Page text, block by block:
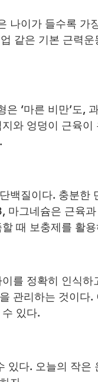
나이가 들수록 가
같은 기본 근력
‘마른 비만’도,
와 엉덩이 근육
백질이다. 충분한
마그네슘은 근육
때 보충제를 활
를 정확히 인식
관리하는 것이다
있다.
있다. 오늘의 작은